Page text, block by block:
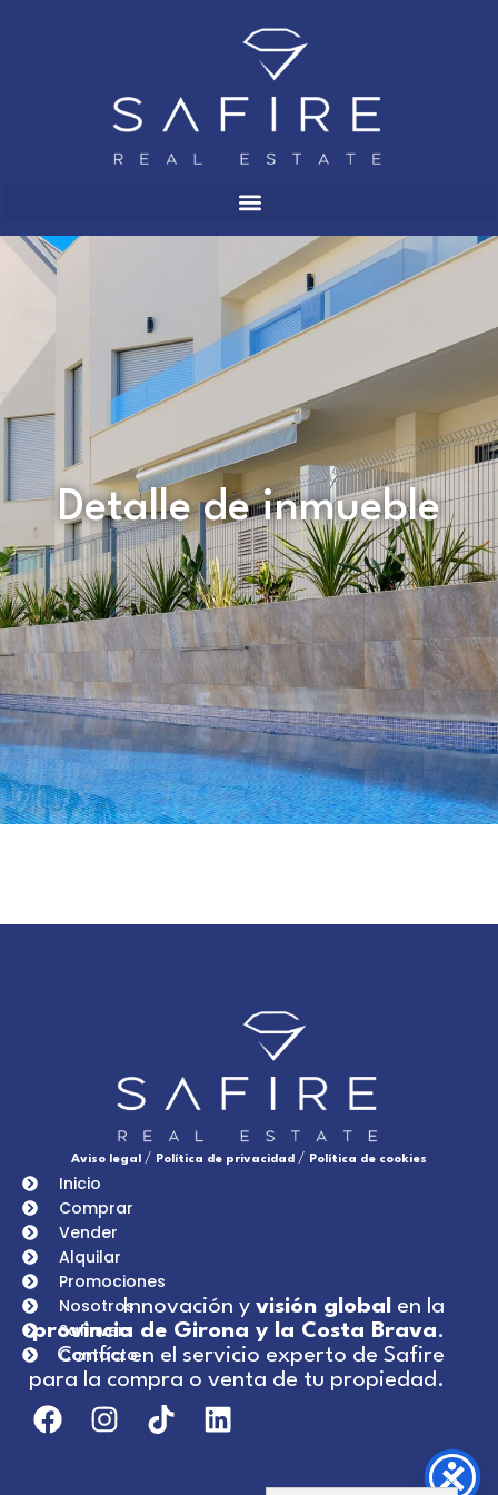
Detalle de inmueble
Aviso legal / Política de privacidad / Política de cookies
Inicio
Comprar
Vender
Alquilar
Promociones
Nosotros
Safinvers
Contacto
Innovación y visión global en la
provincia de Girona y la Costa Brava.
Confía en el servicio experto de Safire
para la compra o venta de tu propiedad.